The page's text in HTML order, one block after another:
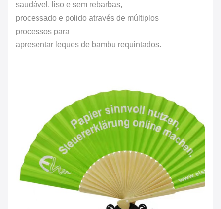
saudável, liso e sem rebarbas,
processado e polido através de múltiplos
processos para
apresentar leques de bambu requintados.